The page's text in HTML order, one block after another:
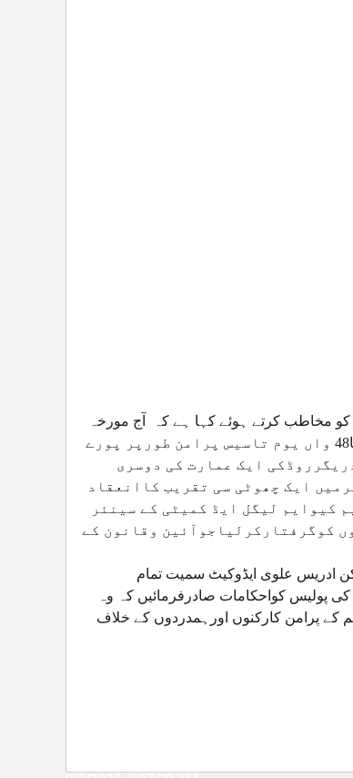
کو مخاطب کرتے ہوئے کہا ہے کہ
آج مورخہ
11جون 2026ء بروز جمعرات APMSO (آل پاکستان متحدہ اسٹوڈینٹس آرگنائزیشن) کا48 واں یوم تاسیس پرامن طورپر پورے
ایک عمارت کی دوسری
ایک چھوٹی سی تقریب کاانعقاد
کیوایم لیگل ایڈ کمیٹی کے سینئر
کوگرفتارکرلیاجوآئین وقانون کے
ادریس علوی ایڈوکیٹ سمیت تمام
پولیس کواحکامات صادرفرمائیں کہ وہ
کے پرامن کارکنوں اورہمدردوں کے خلاف